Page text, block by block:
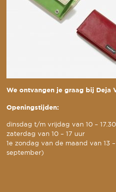
We ontvangen je graag bij Deja
Openingstijden:
dinsdag t/m vrijdag van 10 –
zaterdag van 10 – 17 uur
1e zondag van de maand van 13
september)